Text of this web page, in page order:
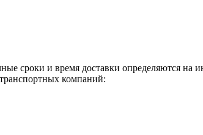
сроки и время доставки определяются
компаний: